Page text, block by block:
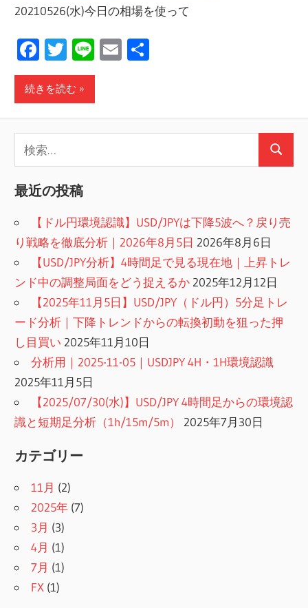
20210526(水)今日の相場を使って
Facebook
Twitter
LineEmail
続きを読む
検
最近の投稿
【ドル円環境認識】USD/JPYは下降5波へ？戻り売
り戦略を徹底分析｜2026年8月5日 2026年8月6日
【USD/JPY分析】4時間足で見る現在地｜上昇トレ
ンド中の調整局面をどう捉えるか 2025年12月12日
【2025年11月5日】USD/JPY（ドル円）5分足トレ
ード分析｜下降トレンドからの転換初動を狙った押
し目買い 2025年11月10日
分析用｜2025-11-05｜USDJPY 4H・1H環境認識
2025年11月5日
【2025/07/30(水)】USD/JPY 4時間足からの環境認
識と短期足分析（1h/15m/5m）
2025年7月30日
カテゴリー
11月 (2)
2025年 (7)
3月 (3)
4月 (1)
7月 (1)
FX (1)